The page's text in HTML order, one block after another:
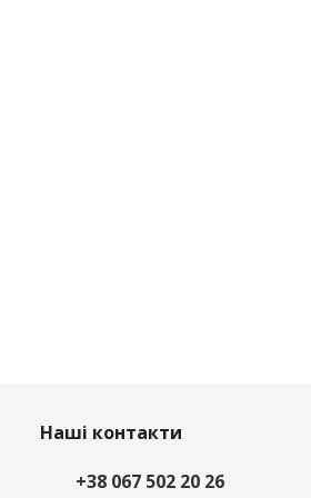
Наші контакти
+38 067 502 20 26